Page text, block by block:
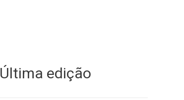
Última edição